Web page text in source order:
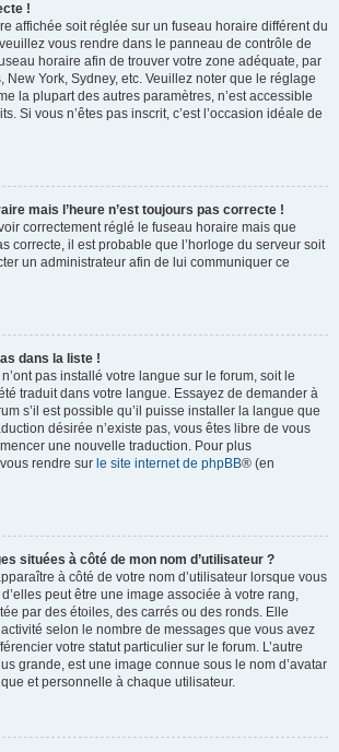
!
affichée soit réglée sur un fuseau horaire différent du
vous rendre dans le panneau de contrôle de
horaire afin de trouver votre zone adéquate, par
New York, Sydney, etc. Veuillez noter que le réglage
la plupart des autres paramètres, n’est accessible
Si vous n’êtes pas inscrit, c’est l’occasion idéale de
mais l’heure n’est toujours pas correcte !
correctement réglé le fuseau horaire mais que
correcte, il est probable que l’horloge du serveur soit
un administrateur afin de lui communiquer ce
dans la liste !
pas installé votre langue sur le forum, soit le
traduit dans votre langue. Essayez de demander à
s’il est possible qu’il puisse installer la langue que
désirée n’existe pas, vous êtes libre de vous
une nouvelle traduction. Pour plus
rendre sur le site internet de phpBB® (en
situées à côté de mon nom d’utilisateur ?
à côté de votre nom d’utilisateur lorsque vous
peut être une image associée à votre rang,
par des étoiles, des carrés ou des ronds. Elle
selon le nombre de messages que vous avez
votre statut particulier sur le forum. L’autre
grande, est une image connue sous le nom d’avatar
et personnelle à chaque utilisateur.